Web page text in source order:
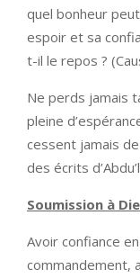
quel bonheur
espoir et sa
t-il le repos ?
Ne perds jamais
pleine
cessent jamais
des écrits
Soumission à
Avoir confiance
commandement,